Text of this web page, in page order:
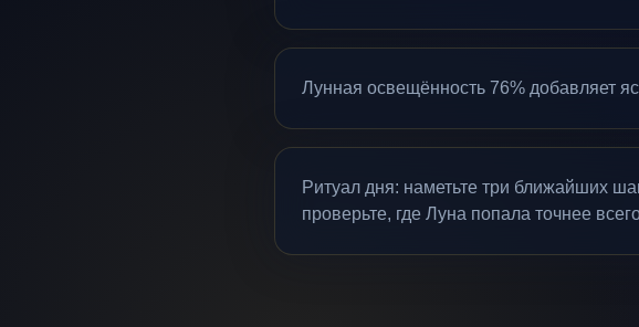
Лунная освещённость 76% добавляет
Ритуал дня: наметьте три ближайших
проверьте, где Луна попала точнее